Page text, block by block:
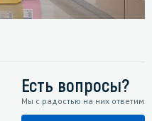
Есть вопросы?
Мы с радостью на них ответим